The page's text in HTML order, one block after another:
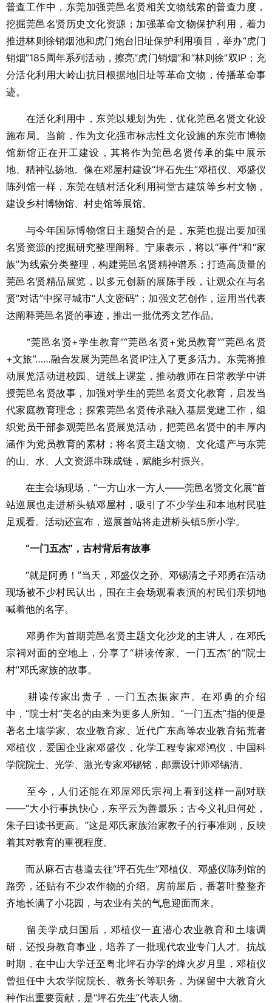
普查工作中，东莞加强莞邑名贤相关文物线索的普查力度，
挖掘莞邑名贤历史文化资源；加强革命文物保护利用，着力
推进林则徐销烟池和虎门炮台旧址保护利用项目，举办“虎门
销烟”185周年系列活动，擦亮“虎门销烟”和“林则徐”双IP；充
分活化利用大岭山抗日根据地旧址等革命文物，传播革命事
迹。
在活化利用中，东莞以规划为先，优化莞邑名贤文化设
施布局。当前，作为文化强市标志性文化设施的东莞市博物
馆新馆正在开工建设，其将作为莞邑名贤传承的集中展示
地、精神弘扬地。像在邓屋村建设“坪石先生”邓植仪、邓盛仪
陈列馆一样，东莞在镇村活化利用祠堂古建筑等乡村文物，
建设乡村博物馆、村史馆等展馆。
与今年国际博物馆日主题契合的是，东莞也提出要加强
名贤资源的挖掘研究整理阐释。宁康表示，将以“事件”和“家
族”为线索分类整理，构建莞邑名贤精神谱系；打造高质量的
莞邑名贤精品展览，以多元创新的展陈手段，让观众在与名
贤“对话”中探寻城市“人文密码”；加强文艺创作，运用当代表
达阐释莞邑名贤的事迹，推出一批优秀文艺作品。
“莞邑名贤+学生教育”“莞邑名贤+党员教育”“莞邑名贤
+文旅”……融合发展为莞邑名贤IP注入了更多活力。东莞将推
动展览活动进校园、进线上课堂，推动教师在日常教学中讲
授莞邑名贤故事，加强对学生的莞邑名贤文化教育，启发当
代家庭教育理念；探索莞邑名贤传承融入基层党建工作，组
织党员干部参观莞邑名贤展览活动，把莞邑名贤中的丰厚内
涵作为党员教育的素材；将名贤主题文物、文化遗产与东莞
的山、水、人文资源串珠成链，赋能乡村振兴。
在主会场现场，“一方山水一方人——莞邑名贤文化展”首
站巡展也走进桥头镇邓屋村，吸引了不少学生和本地村民驻
足观看。活动还宣布，巡展首站将走进桥头镇5所小学。
“一门五杰”，古村背后有故事
“就是阿勇！”当天，邓盛仪之孙、邓锡清之子邓勇在活动
现场被不少村民认出，围在主会场观看表演的村民们亲切地
喊着他的名字。
邓勇作为首期莞邑名贤主题文化沙龙的主讲人，在邓氏
宗祠对面的空地上，分享了“耕读传家、一门五杰”的“院士
村”邓氏家族的故事。
耕读传家出贵子，一门五杰振家声。在邓勇的介绍
中，“院士村”美名的由来为更多人所知。“一门五杰”指的便是
著名土壤学家、农业教育家、近代广东高等农业教育拓荒者
邓植仪，爱国企业家邓盛仪，化学工程专家邓鸿仪，中国科
学院院士、光学、激光专家邓锡铭，邮票设计师邓锡清。
至今，人们还能在邓屋邓氏宗祠上看到这样一副对联
——“大小行事执快心，东平云为善最乐；古今义礼归何处，
朱子曰读书更高。”这是邓氏家族治家教子的行事准则，反映
着其对教育的重视程度。
而从麻石古巷道去往“坪石先生”邓植仪、邓盛仪陈列馆的
路旁，还贴有不少农作物的介绍。房前屋后，番薯叶整整齐
齐地长满了小花园，与农业有关的气息迎面而来。
留美学成归国后，邓植仪一直潜心农业教育和土壤调
研，还投身教育事业，培养了一批现代农业专门人才。抗战
时期，在中山大学迁至粤北坪石办学的烽火岁月里，邓植仪
曾担任中大农学院院长、教务长等职务，为保留中大教育火
种作出重要贡献，是“坪石先生”代表人物。